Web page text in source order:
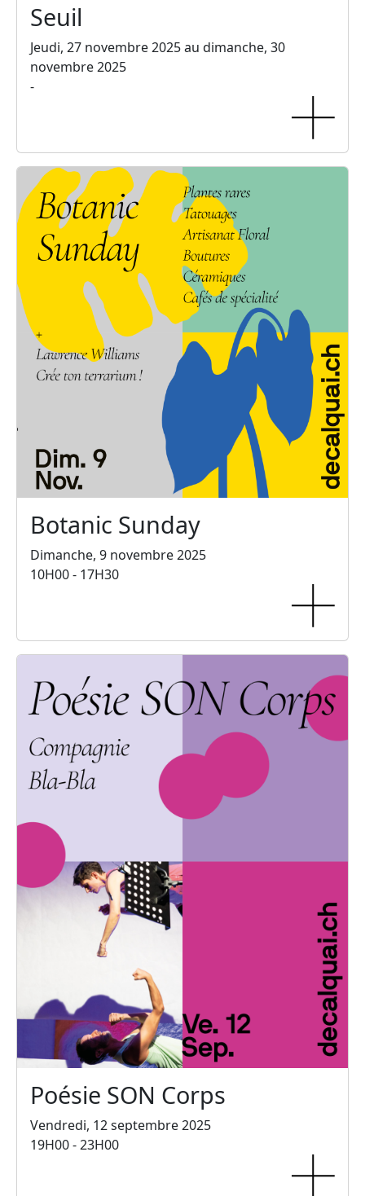
Seuil
Jeudi, 27 novembre 2025 au dimanche, 30
novembre 2025
-
Botanic Sunday
Dimanche, 9 novembre 2025
10H00 - 17H30
Poésie SON Corps
Vendredi, 12 septembre 2025
19H00 - 23H00